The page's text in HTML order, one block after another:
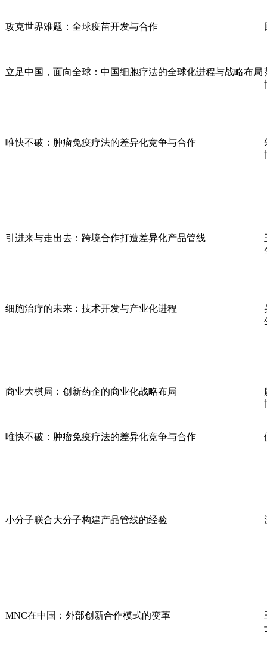
攻克世界难题：全球疫苗开发与合作
立足中国，面向全球：中国细胞疗法的全球化进程与战略布局
唯快不破：肿瘤免疫疗法的差异化竞争与合作
引进来与走出去：跨境合作打造差异化产品管线
细胞治疗的未来：技术开发与产业化进程
商业大棋局：创新药企的商业化战略布局
唯快不破：肿瘤免疫疗法的差异化竞争与合作
小分子联合大分子构建产品管线的经验
MNC在中国：外部创新合作模式的变革